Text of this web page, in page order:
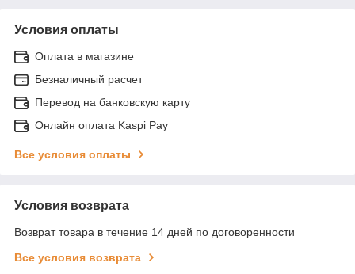
Условия оплаты
Оплата в магазине
Безналичный расчет
Перевод на банковскую карту
Онлайн оплата Kaspi Pay
Все условия оплаты
Условия возврата
Возврат товара в течение 14 дней по договоренности
Все условия возврата